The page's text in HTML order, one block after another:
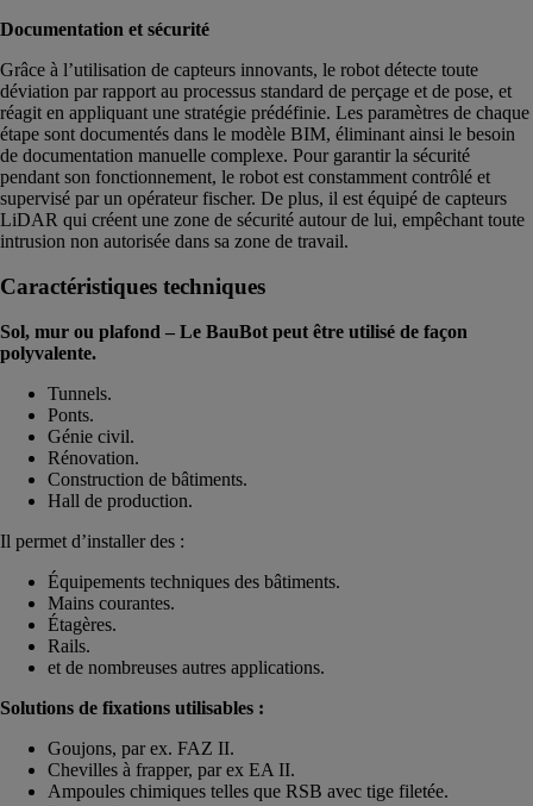
Documentation et sécurité
Grâce à l’utilisation de capteurs innovants, le robot détecte toute
déviation par rapport au processus standard de perçage et de pose, et
réagit en appliquant une stratégie prédéfinie. Les paramètres de chaque
étape sont documentés dans le modèle BIM, éliminant ainsi le besoin
de documentation manuelle complexe. Pour garantir la sécurité
pendant son fonctionnement, le robot est constamment contrôlé et
supervisé par un opérateur fischer. De plus, il est équipé de capteurs
LiDAR qui créent une zone de sécurité autour de lui, empêchant toute
intrusion non autorisée dans sa zone de travail.
Caractéristiques techniques
Sol, mur ou plafond – Le BauBot peut être utilisé de façon
polyvalente.
Tunnels.
Ponts.
Génie civil.
Rénovation.
Construction de bâtiments.
Hall de production.
Il permet d’installer des :
Équipements techniques des bâtiments.
Mains courantes.
Étagères.
Rails.
et de nombreuses autres applications.
Solutions de fixations utilisables :
Goujons, par ex. FAZ II.
Chevilles à frapper, par ex EA II.
Ampoules chimiques telles que RSB avec tige filetée.